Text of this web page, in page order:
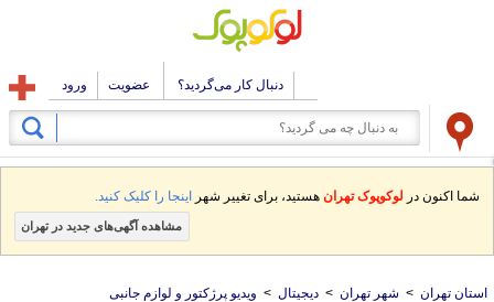
دنبال کار می‌گردید؟ عضویت ورود
شما اکنون در لوکوپوک تهران هستید، برای تغییر شهر اینجا را کلیک کنید.
مشاهده آگهی‌های جدید در تهران
استان تهران > شهر تهران > دیجیتال > ویدیو پرژکتور و لوازم جانبی